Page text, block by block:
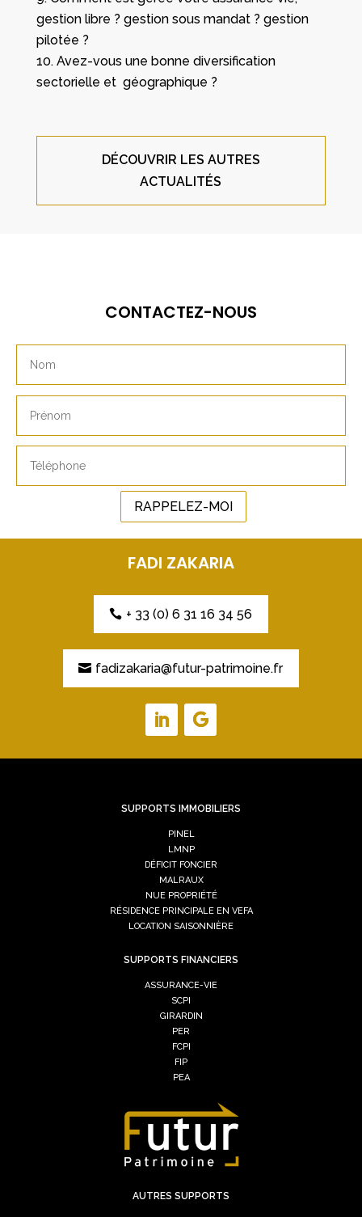
gestion libre ? gestion sous mandat ? gestion
pilotée ?
Avez-vous une bonne diversification
sectorielle et géographique ?
DÉCOUVRIR LES AUTRES
ACTUALITÉS
CONTACTEZ-NOUS
RAPPELEZ-MOI
FADI ZAKARIA
+ 33 (0) 6 31 16 34 56
fadizakaria@futur-patrimoine.fr
SUPPORTS IMMOBILIERS
PINEL
LMNP
DÉFICIT FONCIER
MALRAUX
NUE PROPRIÉTÉ
RÉSIDENCE PRINCIPALE EN VEFA
LOCATION SAISONNIÈRE
SUPPORTS FINANCIERS
ASSURANCE-VIE
SCPI
GIRARDIN
PER
FCPI
FIP
PEA
AUTRES SUPPORTS